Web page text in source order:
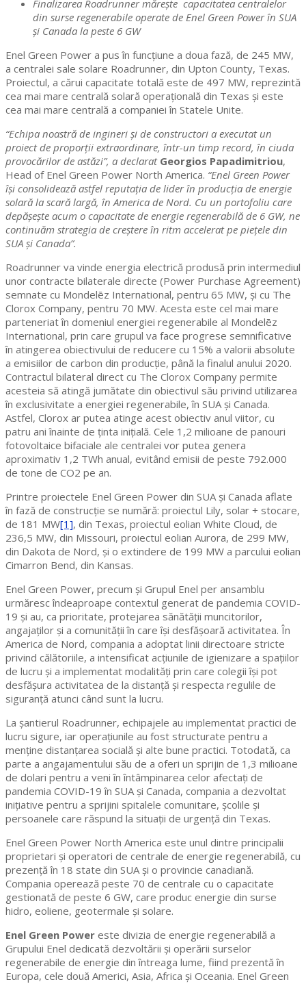
Finalizarea Roadrunner mărește capacitatea centralelor
din surse regenerabile operate de Enel Green Power în SUA
și Canada la peste 6 GW
Enel Green Power a pus în funcțiune a doua fază, de 245 MW,
a centralei sale solare Roadrunner, din Upton County, Texas.
Proiectul, a cărui capacitate totală este de 497 MW, reprezintă
cea mai mare centrală solară operațională din Texas și este
cea mai mare centrală a companiei în Statele Unite.
“Echipa noastră de ingineri și de constructori a executat un
proiect de proporții extraordinare, într-un timp record, în ciuda
provocărilor de astăzi”, a declarat Georgios Papadimitriou,
Head of Enel Green Power North America. “Enel Green Power
își consolidează astfel reputația de lider în producția de energie
solară la scară largă, în America de Nord. Cu un portofoliu care
depășește acum o capacitate de energie regenerabilă de 6 GW, ne
continuăm strategia de creștere în ritm accelerat pe piețele din
SUA și Canada”.
Roadrunner va vinde energia electrică produsă prin intermediul
unor contracte bilaterale directe (Power Purchase Agreement)
semnate cu Mondelēz International, pentru 65 MW, și cu The
Clorox Company, pentru 70 MW. Acesta este cel mai mare
parteneriat în domeniul energiei regenerabile al Mondelēz
International, prin care grupul va face progrese semnificative
în atingerea obiectivului de reducere cu 15% a valorii absolute
a emisiilor de carbon din producție, până la finalul anului 2020.
Contractul bilateral direct cu The Clorox Company permite
acesteia să atingă jumătate din obiectivul său privind utilizarea
în exclusivitate a energiei regenerabile, în SUA și Canada.
Astfel, Clorox ar putea atinge acest obiectiv anul viitor, cu
patru ani înainte de ținta inițială. Cele 1,2 milioane de panouri
fotovoltaice bifaciale ale centralei vor putea genera
aproximativ 1,2 TWh anual, evitând emisii de peste 792.000
de tone de CO2 pe an.
Printre proiectele Enel Green Power din SUA și Canada aflate
în fază de construcție se numără: proiectul Lily, solar + stocare,
de 181 MW[1], din Texas, proiectul eolian White Cloud, de
236,5 MW, din Missouri, proiectul eolian Aurora, de 299 MW,
din Dakota de Nord, și o extindere de 199 MW a parcului eolian
Cimarron Bend, din Kansas.
Enel Green Power, precum și Grupul Enel per ansamblu
urmăresc îndeaproape contextul generat de pandemia COVID-
19 și au, ca prioritate, protejarea sănătății muncitorilor,
angajaților și a comunității în care își desfășoară activitatea. În
America de Nord, compania a adoptat linii directoare stricte
privind călătoriile, a intensificat acțiunile de igienizare a spațiilor
de lucru și a implementat modalități prin care colegii își pot
desfășura activitatea de la distanță și respecta regulile de
siguranță atunci când sunt la lucru.
La șantierul Roadrunner, echipajele au implementat practici de
lucru sigure, iar operațiunile au fost structurate pentru a
menține distanțarea socială și alte bune practici. Totodată, ca
parte a angajamentului său de a oferi un sprijin de 1,3 milioane
de dolari pentru a veni în întâmpinarea celor afectați de
pandemia COVID-19 în SUA și Canada, compania a dezvoltat
inițiative pentru a sprijini spitalele comunitare, școlile și
persoanele care răspund la situații de urgență din Texas.
Enel Green Power North America este unul dintre principalii
proprietari și operatori de centrale de energie regenerabilă, cu
prezență în 18 state din SUA și o provincie canadiană.
Compania operează peste 70 de centrale cu o capacitate
gestionată de peste 6 GW, care produc energie din surse
hidro, eoliene, geotermale și solare.
Enel Green Power este divizia de energie regenerabilă a
Grupului Enel dedicată dezvoltării și operării surselor
regenerabile de energie din întreaga lume, fiind prezentă în
Europa, cele două Americi, Asia, Africa și Oceania. Enel Green